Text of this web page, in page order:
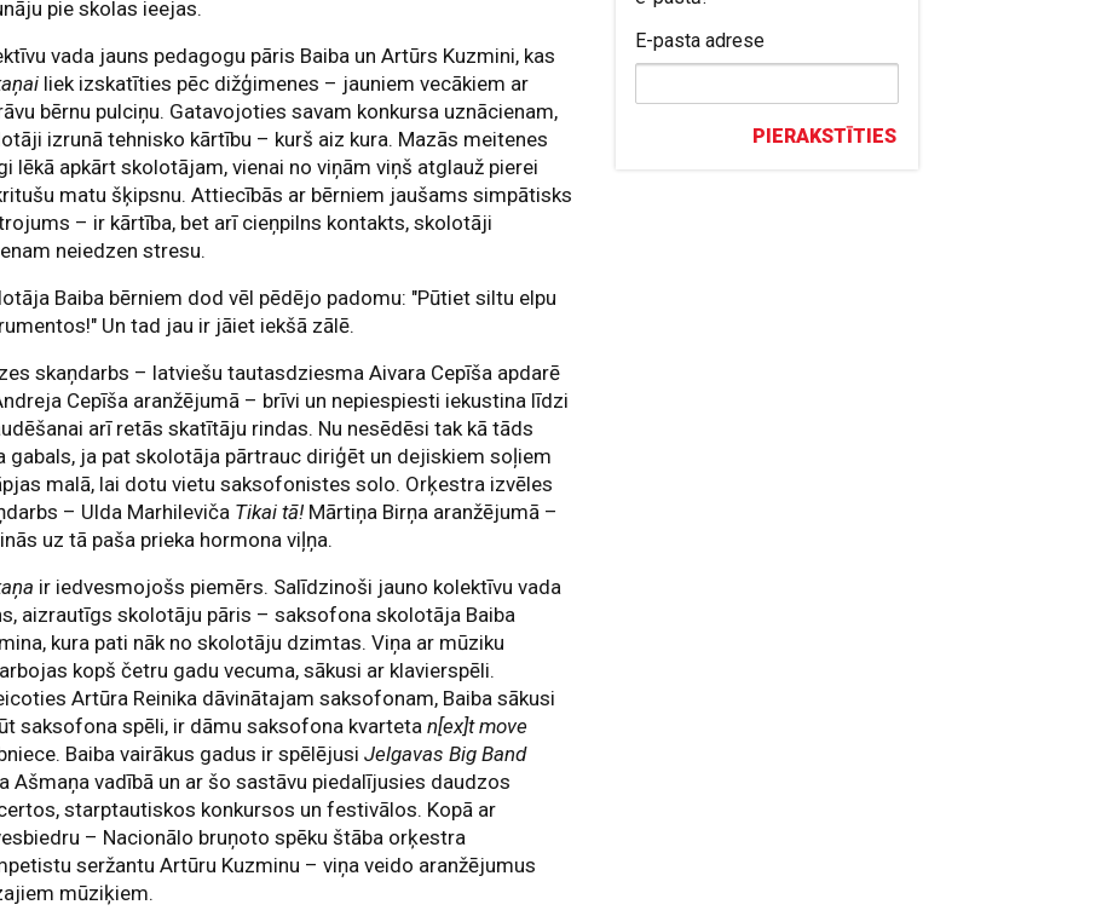
pie skolas ieejas.
vada jauns pedagogu pāris Baiba un Artūrs Kuzmini, kas
liek izskatīties pēc dižģimenes – jauniem vecākiem ar
bērnu pulciņu. Gatavojoties savam konkursa uznācienam,
izrunā tehnisko kārtību – kurš aiz kura. Mazās meitenes
lēkā apkārt skolotājam, vienai no viņām viņš atglauž pierei
matu šķipsnu. Attiecībās ar bērniem jaušams simpātisks
– ir kārtība, bet arī cieņpilns kontakts, skolotāji
neiedzen stresu.
Baiba bērniem dod vēl pēdējo padomu: "Pūtiet siltu elpu
Un tad jau ir jāiet iekšā zālē.
skaņdarbs – latviešu tautasdziesma Aivara Cepīša apdarē
Cepīša aranžējumā – brīvi un nepiespiesti iekustina līdzi
arī retās skatītāju rindas. Nu nesēdēsi tak kā tāds
gabals, ja pat skolotāja pārtrauc diriģēt un dejiskiem soļiem
malā, lai dotu vietu saksofonistes solo. Orķestra izvēles
– Ulda Marhileviča Tikai tā! Mārtiņa Birņa aranžējumā –
uz tā paša prieka hormona viļņa.
ir iedvesmojošs piemērs. Salīdzinoši jauno kolektīvu vada
aizrautīgs skolotāju pāris – saksofona skolotāja Baiba
kura pati nāk no skolotāju dzimtas. Viņa ar mūziku
kopš četru gadu vecuma, sākusi ar klavierspēli.
Artūra Reinika dāvinātajam saksofonam, Baiba sākusi
saksofona spēli, ir dāmu saksofona kvartetan[ex]t move
Baiba vairākus gadus ir spēlējusiJelgavas Big Band
Ašmaņa vadībā un ar šo sastāvu piedalījusies daudzos
starptautiskos konkursos un festivālos. Kopā ar
– Nacionālo bruņoto spēku štāba orķestra
seržantu Artūru Kuzminu – viņa veido aranžējumus
mūziķiem.
E-pasta adrese
PIERAKSTĪTIES